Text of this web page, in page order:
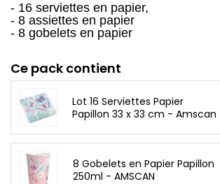
- 16 serviettes en papier,
- 8 assiettes en papier
- 8 gobelets en papier
Ce pack contient
Lot 16 Serviettes Papier
Papillon 33 x 33 cm - Amscan
8 Gobelets en Papier Papillon
250ml - AMSCAN